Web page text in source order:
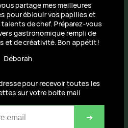
partage mes meilleures
pour éblouir vos papilles et
de chef. Préparez-vous
gastronomique rempli de
et de créativité. Bon appétit !
Déborah
pour recevoir toutes les
sur votre boite mail
➔